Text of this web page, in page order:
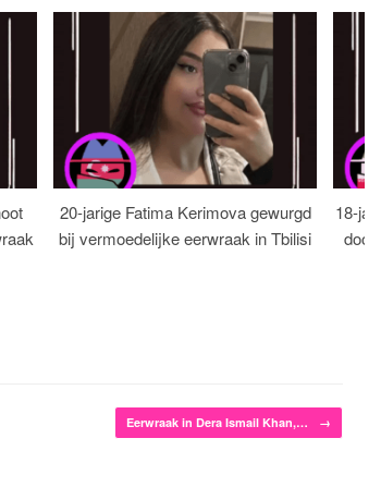
20-jarige Fatima Kerimova gewurgd
bij vermoedelijke eerwraak in Tbilisi
18-
Eerwraak in Dera Ismail Khan,… →